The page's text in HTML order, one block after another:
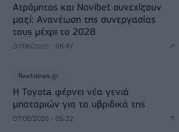
Ατρόμητος και Novibet συνεχίζουν
μαζί: Ανανέωση της συνεργασίας
τους μέχρι το 2028
07/08/2026 - 08:47
fleetnews.gr
Η Toyota φέρνει νέα γενιά
μπαταριών για τα υβριδικά της
07/08/2026 - 05:22